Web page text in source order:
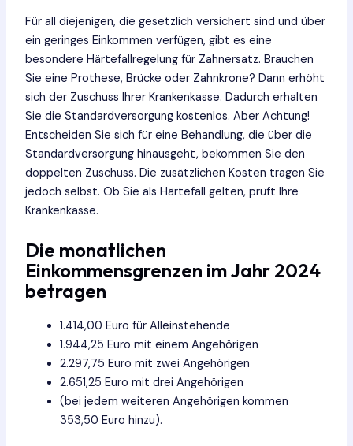
Für all diejenigen, die gesetzlich versichert sind und über
ein geringes Einkommen verfügen, gibt es eine
besondere Härtefallregelung für Zahnersatz. Brauchen
Sie eine Prothese, Brücke oder Zahnkrone? Dann erhöht
sich der Zuschuss Ihrer Krankenkasse. Dadurch erhalten
Sie die Standardversorgung kostenlos. Aber Achtung!
Entscheiden Sie sich für eine Behandlung, die über die
Standardversorgung hinausgeht, bekommen Sie den
doppelten Zuschuss. Die zusätzlichen Kosten tragen Sie
jedoch selbst. Ob Sie als Härtefall gelten, prüft Ihre
Krankenkasse.
Die monatlichen
Einkommensgrenzen im Jahr 2024
betragen
1.414,00 Euro für Alleinstehende
1.944,25 Euro mit einem Angehörigen
2.297,75 Euro mit zwei Angehörigen
2.651,25 Euro mit drei Angehörigen
(bei jedem weiteren Angehörigen kommen
353,50 Euro hinzu).